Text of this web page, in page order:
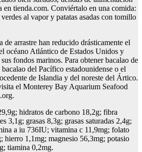
en tienda.com. Conviértalo en una comida:
al vapor y patatas asadas con tomillo
de arrastre han reducido drásticamente el
océano Atlántico de Estados Unidos y
fondos marinos. Para obtener bacalao de
del Pacífico estadounidense o el
de Islandia y del noreste del Ártico.
el Monterey Bay Aquarium Seafood
hidratos de carbono 18,2g; fibra
3,1g; grasas 8,3g; grasas saturadas 2,4g;
a iu 736IU; vitamina c 11,9mg; folato
hierro 1,1mg; magnesio 56,3mg; potasio
tiamina 0,2mg.